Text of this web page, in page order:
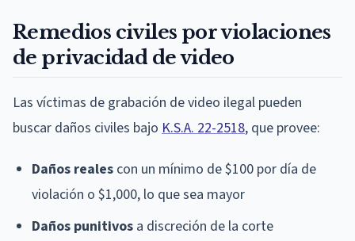
Remedios civiles por violaciones
de privacidad de video
Las víctimas de grabación de video ilegal pueden
buscar daños civiles bajo K.S.A. 22-2518, que provee:
Daños reales con un mínimo de $100 por día de
violación o $1,000, lo que sea mayor
Daños punitivos a discreción de la corte